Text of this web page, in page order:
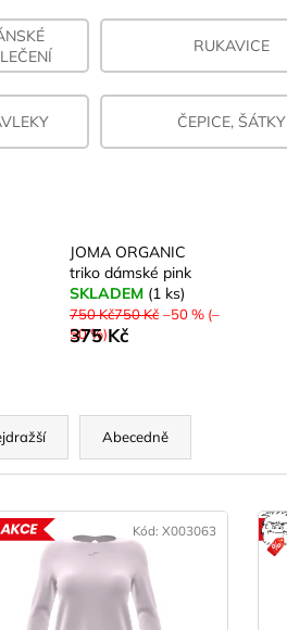
RUKAVICE
ČEPICE, ŠÁTKY
JOMA ORGANIC
triko dámské pink
SKLADEM (1 ks)
750 Kč750 Kč –50 % (–
50 %)
375 Kč
Abecedně
AKCE
Kód: X003063